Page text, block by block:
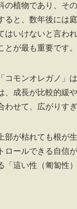
の植物であり、そ
ると、数年後には
はいけないと言わ
とが最も重要です。
コモンオレガノ」
、成長が比較的緩
わせて、広がりす
部が枯れても根が
ロールできる自信
「這い性（匍匐性